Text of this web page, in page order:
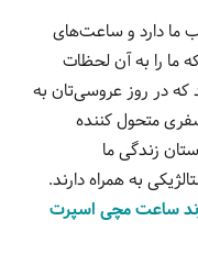
ما دارد و ساعت‌های
ما را به آن لحظات
که در روز عروسی‌تان به
متحول کننده
زندگی ما
به همراه دارند.